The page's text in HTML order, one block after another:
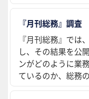
『月刊総務』調査
『月刊総務』では
し、その結果を公
ンがどのように業
ているのか、総務